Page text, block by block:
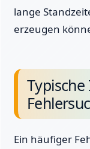
lange
erzeugen
Ein häufiger